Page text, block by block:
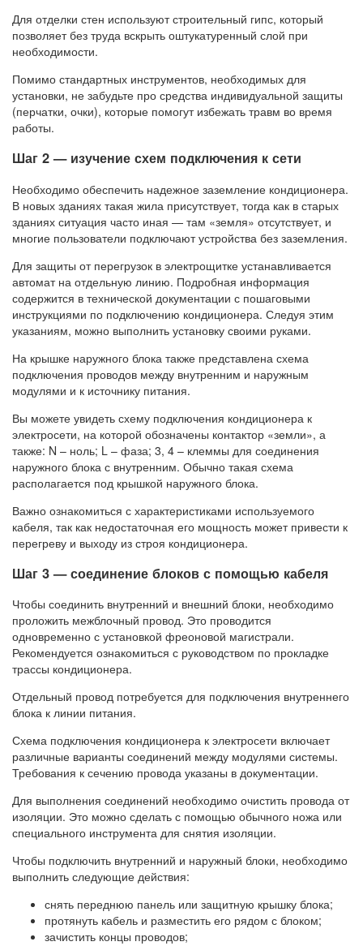
Для отделки стен используют строительный гипс, который
позволяет без труда вскрыть оштукатуренный слой при
необходимости.
Помимо стандартных инструментов, необходимых для
установки, не забудьте про средства индивидуальной защиты
(перчатки, очки), которые помогут избежать травм во время
работы.
Шаг 2 — изучение схем подключения к сети
Необходимо обеспечить надежное заземление кондиционера.
В новых зданиях такая жила присутствует, тогда как в старых
зданиях ситуация часто иная — там «земля» отсутствует, и
многие пользователи подключают устройства без заземления.
Для защиты от перегрузок в электрощитке устанавливается
автомат на отдельную линию. Подробная информация
содержится в технической документации с пошаговыми
инструкциями по подключению кондиционера. Следуя этим
указаниям, можно выполнить установку своими руками.
На крышке наружного блока также представлена схема
подключения проводов между внутренним и наружным
модулями и к источнику питания.
Вы можете увидеть схему подключения кондиционера к
электросети, на которой обозначены контактор «земли», а
также: N – ноль; L – фаза; 3, 4 – клеммы для соединения
наружного блока с внутренним. Обычно такая схема
располагается под крышкой наружного блока.
Важно ознакомиться с характеристиками используемого
кабеля, так как недостаточная его мощность может привести к
перегреву и выходу из строя кондиционера.
Шаг 3 — соединение блоков с помощью кабеля
Чтобы соединить внутренний и внешний блоки, необходимо
проложить межблочный провод. Это проводится
одновременно с установкой фреоновой магистрали.
Рекомендуется ознакомиться с руководством по прокладке
трассы кондиционера.
Отдельный провод потребуется для подключения внутреннего
блока к линии питания.
Схема подключения кондиционера к электросети включает
различные варианты соединений между модулями системы.
Требования к сечению провода указаны в документации.
Для выполнения соединений необходимо очистить провода от
изоляции. Это можно сделать с помощью обычного ножа или
специального инструмента для снятия изоляции.
Чтобы подключить внутренний и наружный блоки, необходимо
выполнить следующие действия:
снять переднюю панель или защитную крышку блока;
протянуть кабель и разместить его рядом с блоком;
зачистить концы проводов;